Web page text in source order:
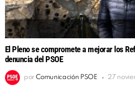
El Pleno se compromete a mejorar los
denuncia del PSOE
por Comunicación PSOE 27